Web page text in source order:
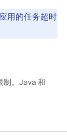
用的任务超时
制。Java 和